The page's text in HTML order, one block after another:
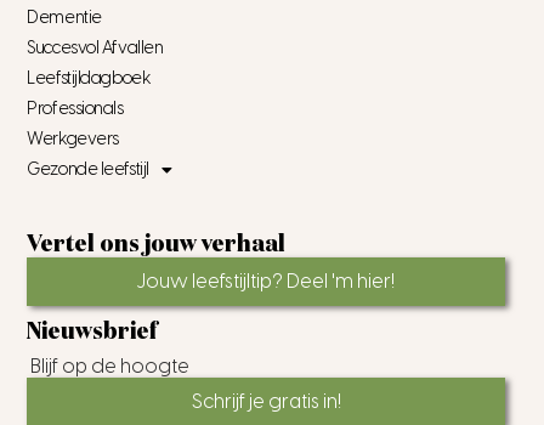
Dementie
Succesvol Afvallen
Leefstijldagboek
Professionals
Werkgevers
Gezonde leefstijl
Vertel ons jouw verhaal
Jouw leefstijltip? Deel 'm hier!
Nieuwsbrief
Blijf op de hoogte
Schrijf je gratis in!